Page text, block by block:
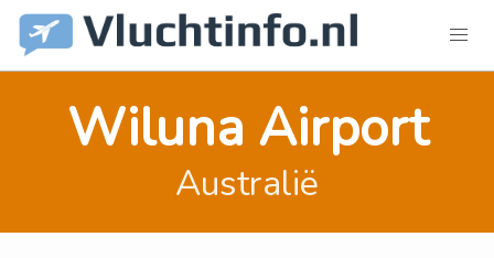
Wiluna Airport
Australië